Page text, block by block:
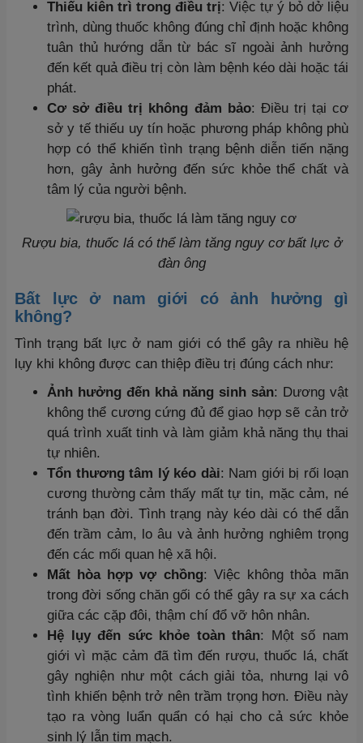
Thiếu kiên trì trong điều trị: Việc tự ý bỏ dở liệu
trình, dùng thuốc không đúng chỉ định hoặc không
tuân thủ hướng dẫn từ bác sĩ ngoài ảnh hưởng
đến kết quả điều trị còn làm bệnh kéo dài hoặc tái
phát.
Cơ sở điều trị không đảm bảo: Điều trị tại cơ
sở y tế thiếu uy tín hoặc phương pháp không phù
hợp có thể khiến tình trạng bệnh diễn tiến nặng
hơn, gây ảnh hưởng đến sức khỏe thể chất và
tâm lý của người bệnh.
Rượu bia, thuốc lá có thể làm tăng nguy cơ bất lực ở
đàn ông
Bất lực ở nam giới có ảnh hưởng gì
không?
Tình trạng bất lực ở nam giới có thể gây ra nhiều hệ
lụy khi không được can thiệp điều trị đúng cách như:
Ảnh hưởng đến khả năng sinh sản: Dương vật
không thể cương cứng đủ để giao hợp sẽ cản trở
quá trình xuất tinh và làm giảm khả năng thụ thai
tự nhiên.
Tổn thương tâm lý kéo dài: Nam giới bị rối loạn
cương thường cảm thấy mất tự tin, mặc cảm, né
tránh bạn đời. Tình trạng này kéo dài có thể dẫn
đến trầm cảm, lo âu và ảnh hưởng nghiêm trọng
đến các mối quan hệ xã hội.
Mất hòa hợp vợ chồng: Việc không thỏa mãn
trong đời sống chăn gối có thể gây ra sự xa cách
giữa các cặp đôi, thậm chí đổ vỡ hôn nhân.
Hệ lụy đến sức khỏe toàn thân: Một số nam
giới vì mặc cảm đã tìm đến rượu, thuốc lá, chất
gây nghiện như một cách giải tỏa, nhưng lại vô
tình khiến bệnh trở nên trầm trọng hơn. Điều này
tạo ra vòng luẩn quẩn có hại cho cả sức khỏe
sinh lý lẫn tim mạch.